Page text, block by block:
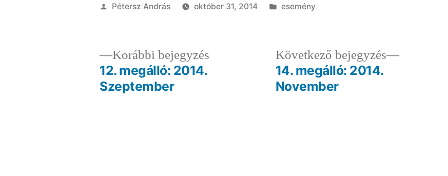
Szerző:
Pétersz András október 31, 2014 Kategória:
esemény
Bejegyzés
Korábbi bejegyzés
12. megálló: 2014.
Szeptember
Következő bejegyzés
Következő
14. megálló: 2014.
November